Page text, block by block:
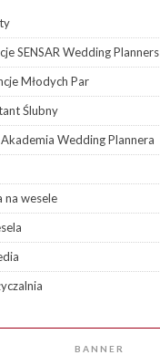
SENSAR Wedding Planners
Młodych Par
Ślubny
Wedding Plannera
na wesele
BANNER